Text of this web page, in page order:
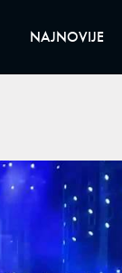
NAJNOVIJE